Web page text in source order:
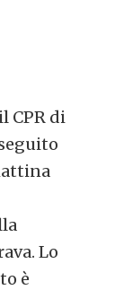
CPR di
Lo
è